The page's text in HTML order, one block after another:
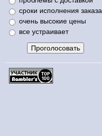
сроки исполнения заказа
очень высокие цены
все устраивает